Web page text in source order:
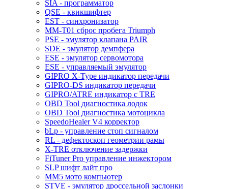
SIA - программатор
QSE - квикшифтер
EST - синхронизатор
MM-T01 сброс пробега Triumph
PSE - эмулятор клапана PAIR
SDE - эмулятор демпфера
ESE - эмулятор сервомотора
ESE - управляемый эмулятор
GIPRO X-Type индикатор передачи
GIPRO-DS индикатор передачи
GIPRO/ATRE индикатор с TRE
OBD Tool диагностика лодок
OBD Tool диагностика мотоцикла
SpeedoHealer V4 корректор
bLp - управление стоп сигналом
RL - дефектоскоп геометрии рамы
X-TRE отключение задержки
FiTuner Pro управление инжектором
SLP шифт лайт про
MM5 мото компьютер
STVE - эмулятор дроссельной заслонки